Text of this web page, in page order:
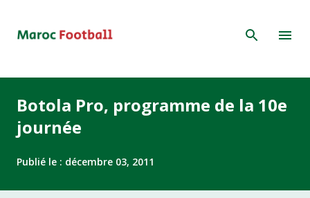
Botola Pro, programme de la 10e
journée
Publié le : décembre 03, 2011